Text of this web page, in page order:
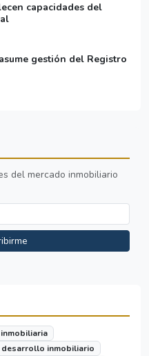
capacidades del
gestión del Registro
del mercado inmobiliario
desarrollo inmobiliario